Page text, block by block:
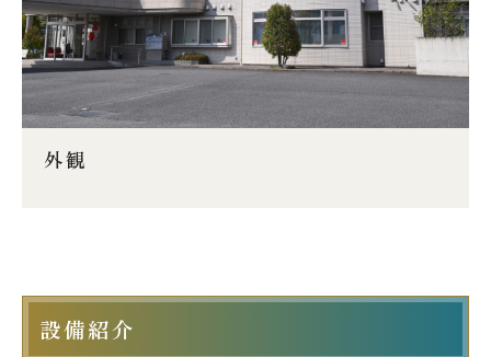
外観
設備紹介